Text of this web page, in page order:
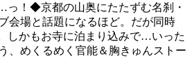
っ！◆京都の山奥にたたずむ名刹・
会場と話題になるほど。だが同時
しかもお寺に泊まり込みで…いった
めくるめく官能＆胸きゅんストー